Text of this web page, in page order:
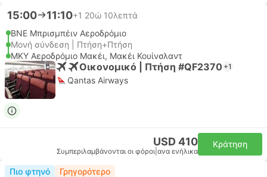
15:00 11:10+1 20ώ 10λεπτά
BNE Μπρισμπέιν Αεροδρόμιο
Μονή σύνδεση | Πτήση+Πτήση
MKY Αεροδρόμιο Μακέι, Μακέι Κουίνσλαντ
Οικονομικό | Πτήση #QF2370 +1
Qantas Airways
USD 410
Συμπεριλαμβάνονται οι φόροι ανα ενήλικα
Κράτηση
Πιο φτηνό Γρηγορότερο